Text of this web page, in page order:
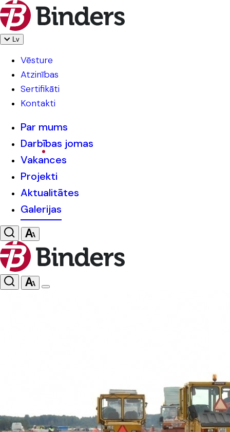
Lv
Vēsture
Atzinības
Sertifikāti
Kontakti
Par mums
Darbības jomas
Vakances
Projekti
Aktualitātes
Galerijas